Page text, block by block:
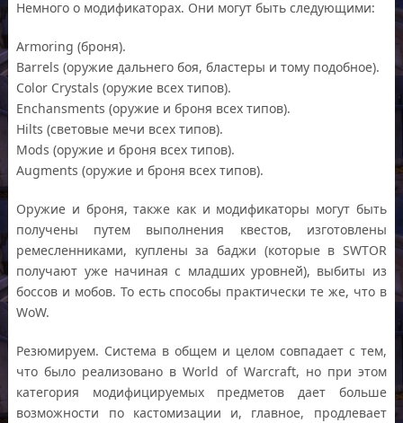
Немного о модификаторах. Они могут быть следующими:
Armoring (броня).
Barrels (оружие дальнего боя, бластеры и тому подобное).
Color Crystals (оружие всех типов).
Enchansments (оружие и броня всех типов).
Hilts (световые мечи всех типов).
Mods (оружие и броня всех типов).
Augments (оружие и броня всех типов).
Оружие и броня, также как и модификаторы могут быть
получены путем выполнения квестов, изготовлены
ремесленниками, куплены за баджи (которые в SWTOR
получают уже начиная с младших уровней), выбиты из
боссов и мобов. То есть способы практически те же, что в
WoW.
Резюмируем. Система в общем и целом совпадает с тем,
что было реализовано в World of Warcraft, но при этом
категория модифицируемых предметов дает больше
возможности по кастомизации и, главное, продлевает